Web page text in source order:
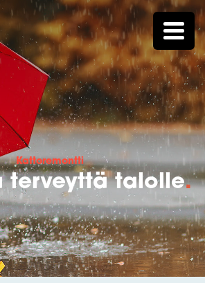
Kattoremontti
terveyttä talolle.